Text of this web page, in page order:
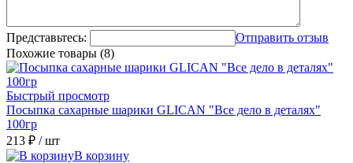
Представьтесь:
Отправить отзыв
Похожие товары (8)
Быстрый просмотр
Посыпка сахарные шарики GLICAN "Все дело в деталях"
100гр
213 ₽ / шт
В корзину